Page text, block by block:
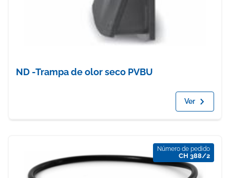
ND -Trampa de olor seco PVBU
Ver
Número de pedido
CH 388/2